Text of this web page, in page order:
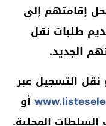
إقامتهم إلى
طلبات نقل
الجديد.
نقل التسجيل عبر
أو
المحلية.